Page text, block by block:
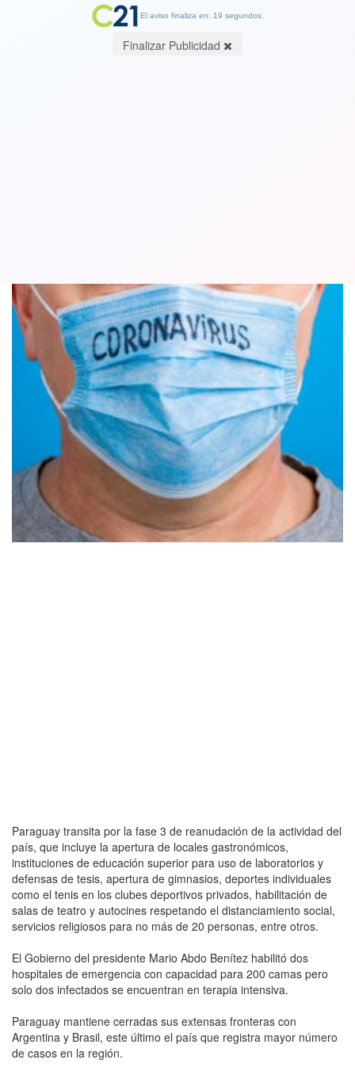
Paraguay transita por la fase 3 de reanudación de la actividad del
país, que incluye la apertura de locales gastronómicos,
instituciones de educación superior para uso de laboratorios y
defensas de tesis, apertura de gimnasios, deportes individuales
como el tenis en los clubes deportivos privados, habilitación de
salas de teatro y autocines respetando el distanciamiento social,
servicios religiosos para no más de 20 personas, entre otros.
El Gobierno del presidente Mario Abdo Benítez habilitó dos
hospitales de emergencia con capacidad para 200 camas pero
solo dos infectados se encuentran en terapia intensiva.
Paraguay mantiene cerradas sus extensas fronteras con
Argentina y Brasil, este último el país que registra mayor número
de casos en la región.
El aviso finaliza en: 19 segundos.
Finalizar Publicidad